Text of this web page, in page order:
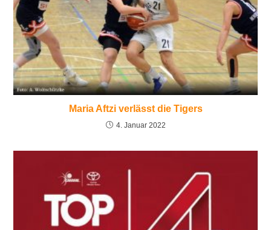
Maria Aftzi verlässt die Tigers
4. Januar 2022